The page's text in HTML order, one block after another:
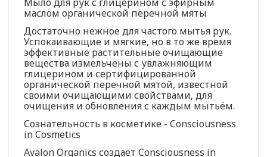
маслом органической перечной мяты
Достаточно нежное для частого мытья рук.
Успокаивающие и мягкие, но в то же время
эффективные растительные очищающие
вещества измельчены с увлажняющим
глицерином и сертифицированной
органической перечной мятой, известной
своими очищающими свойствами, для
очищения и обновления с каждым мытьём.
Сознательность в косметике - Consciousness
in Cosmetics
Avalon Organics создаёт Consciousness in